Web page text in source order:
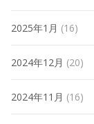
2025年1月 (16)
2024年12月 (20)
2024年11月 (16)